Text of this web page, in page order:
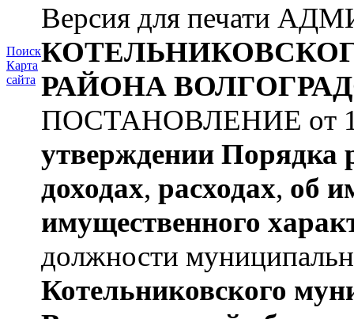
Поиск
Карта
сайта
Версия для печати
РАЙОНА
ПОСТАНОВЛЕНИЕ от
утверждении Порядка
доходах, расходах, об
имущественного
должности
Котельниковского